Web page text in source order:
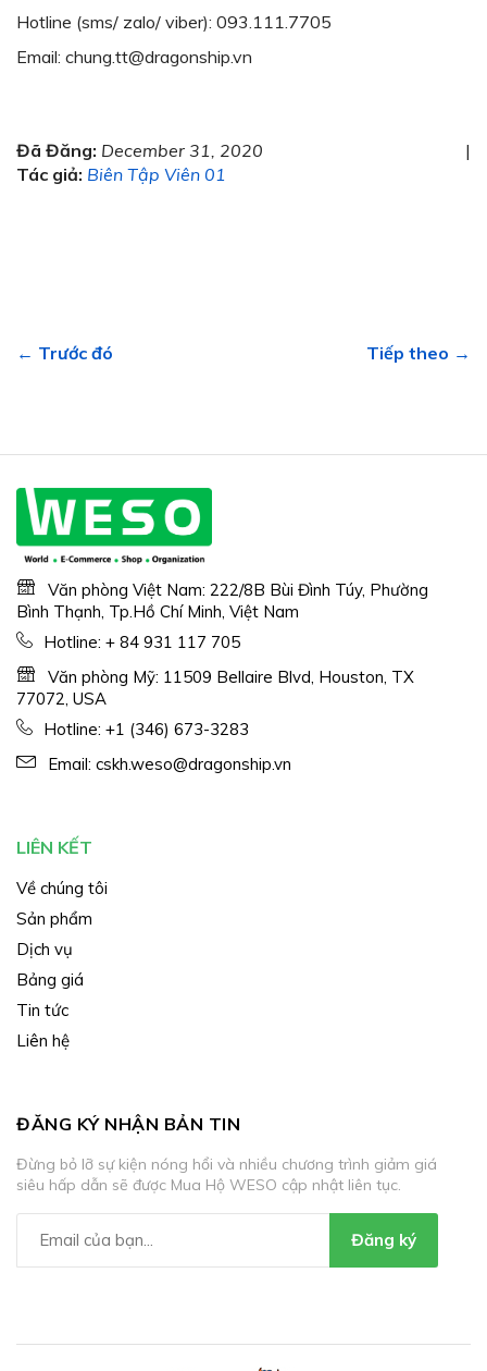
Hotline (sms/ zalo/ viber): 093.111.7705
Email: chung.tt@dragonship.vn
Đã Đăng: December 31, 2020
|
Tác giả: Biên Tập Viên 01
← Trước đó Tiếp theo →
Văn phòng Việt Nam: 222/8B Bùi Đình Túy, Phường
Bình Thạnh, Tp.Hồ Chí Minh, Việt Nam
Hotline: + 84 931 117 705
Văn phòng Mỹ: 11509 Bellaire Blvd, Houston, TX
77072, USA
Hotline: +1 (346) 673-3283
Email: cskh.weso@dragonship.vn
LIÊN KẾT
Về chúng tôi
Sản phẩm
Dịch vụ
Bảng giá
Tin tức
Liên hệ
ĐĂNG KÝ NHẬN BẢN TIN
Đừng bỏ lỡ sự kiện nóng hổi và nhiều chương trình giảm giá
siêu hấp dẫn sẽ được Mua Hộ WESO cập nhật liên tục.
Đăng ký